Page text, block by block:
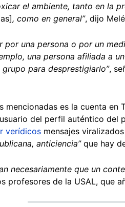
el ambiente, tanto en la
, como en general”, dijo
por una persona o por un
una persona afiliada a
para desprestigiarlo”,
mencionadas es la cuenta en
del perfil auténtico del
verídicos mensajes
anticiencia”que hay
necesariamente que un
profesores de la USAL, que